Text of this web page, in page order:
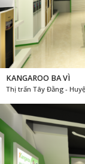
KANGAROO BA VÌ
Thị trấn Tây Đằng -